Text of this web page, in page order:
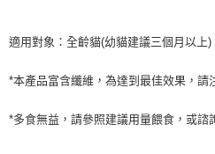
適用對象：全齡貓(幼貓建議三個月以上)
*本產品富含纖維，為達到最佳效果，請
*多食無益，請參照建議用量餵食，或諮